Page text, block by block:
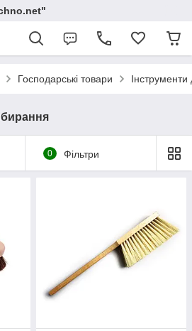
Господарські товари
0 Фільтри